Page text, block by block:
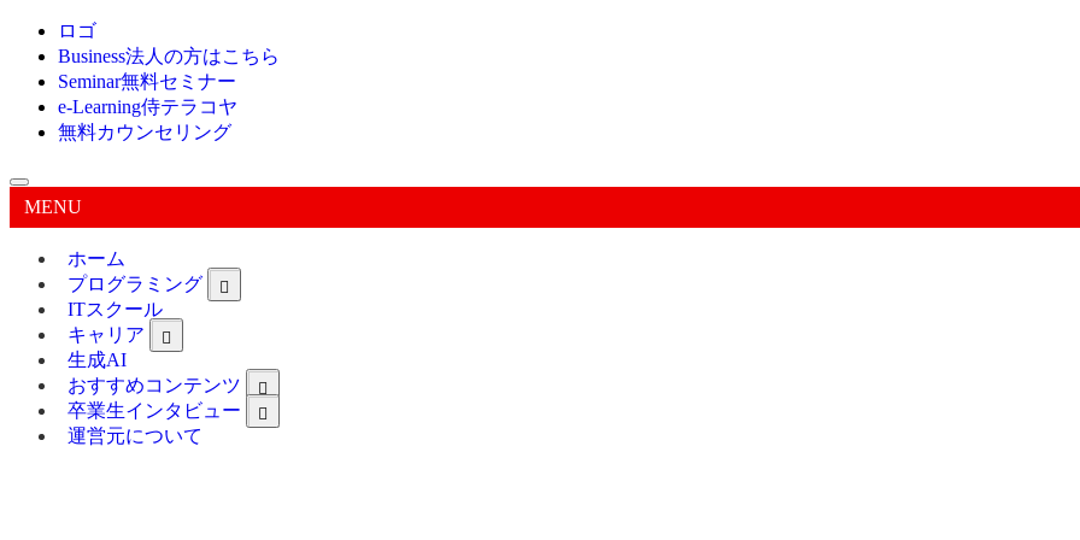
ロゴ
Business法人の方はこちら
Seminar無料セミナー
e-Learning侍テラコヤ
無料カウンセリング
MENU
ホーム
プログラミング
ITスクール
キャリア
生成AI
おすすめコンテンツ
卒業生インタビュー
運営元について